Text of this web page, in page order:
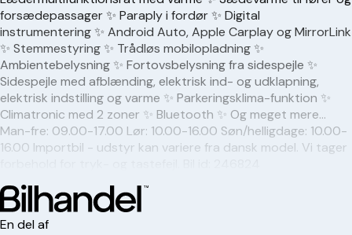
forsædepassager ✨ Paraply i fordør ✨ Digital
instrumentering ✨ Android Auto, Apple Carplay og MirrorLink
✨ Stemmestyring ✨ Trådløs mobilopladning ✨
Ambientebelysning ✨ Fortovsbelysning fra sidespejle ✨
Sidespejle med afblænding, elektrisk ind- og udklapning,
elektrisk indstilling og varme ✨ Parkeringsklima-funktion ✨
Climatronic med 2 zoner ✨ Bluetooth ✨ Og meget mere…
Man-fre: 09.00-17.00 Lør: 10.00-16.00 Søn/helligdage: 10.00-
16.00 Importbil - udstyr kan variere fra dansk model. Vi tager
En del af